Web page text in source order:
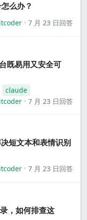
么办？
7 月 23 日回答
既易用又安全可
claude
7 月 23 日回答
短文本和表情识别
7 月 23 日回答
，如何排查这